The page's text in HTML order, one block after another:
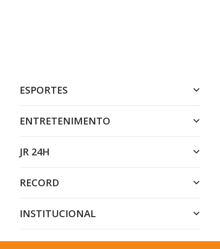
ESPORTES
ENTRETENIMENTO
JR 24H
RECORD
INSTITUCIONAL